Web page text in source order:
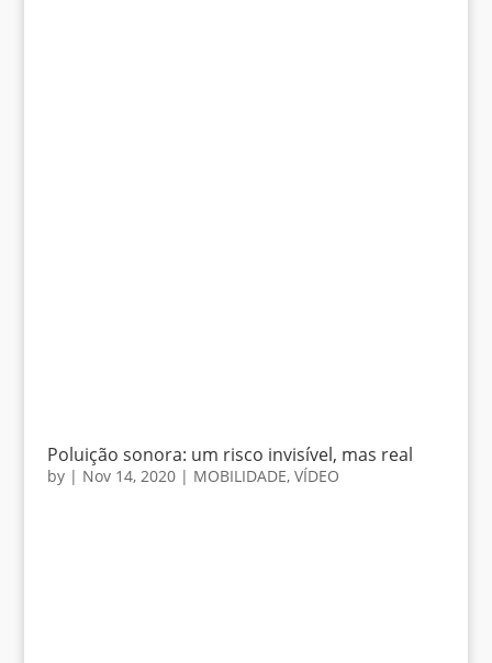
Poluição sonora: um risco invisível, mas real
by | Nov 14, 2020| MOBILIDADE, VÍDEO